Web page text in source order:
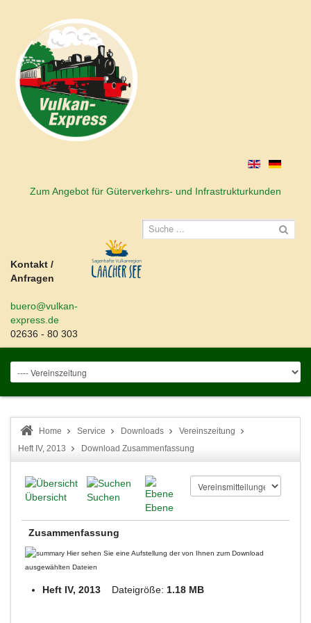
Zum Angebot für Güterverkehrs- und Infrastrukturkunden
Kontakt /
Anfragen
buero@vulkan-
express.de
02636 - 80 303
Home Service Downloads
Vereinszeitung
Heft IV, 2013
Download Zusammenfassung
Übersicht
Suchen
Ebene
Zusammenfassung
Hier sehen Sie eine Aufstellung der von Ihnen zum Download
ausgewählten Dateien
Heft IV, 2013 Dateigröße: 1.18 MB